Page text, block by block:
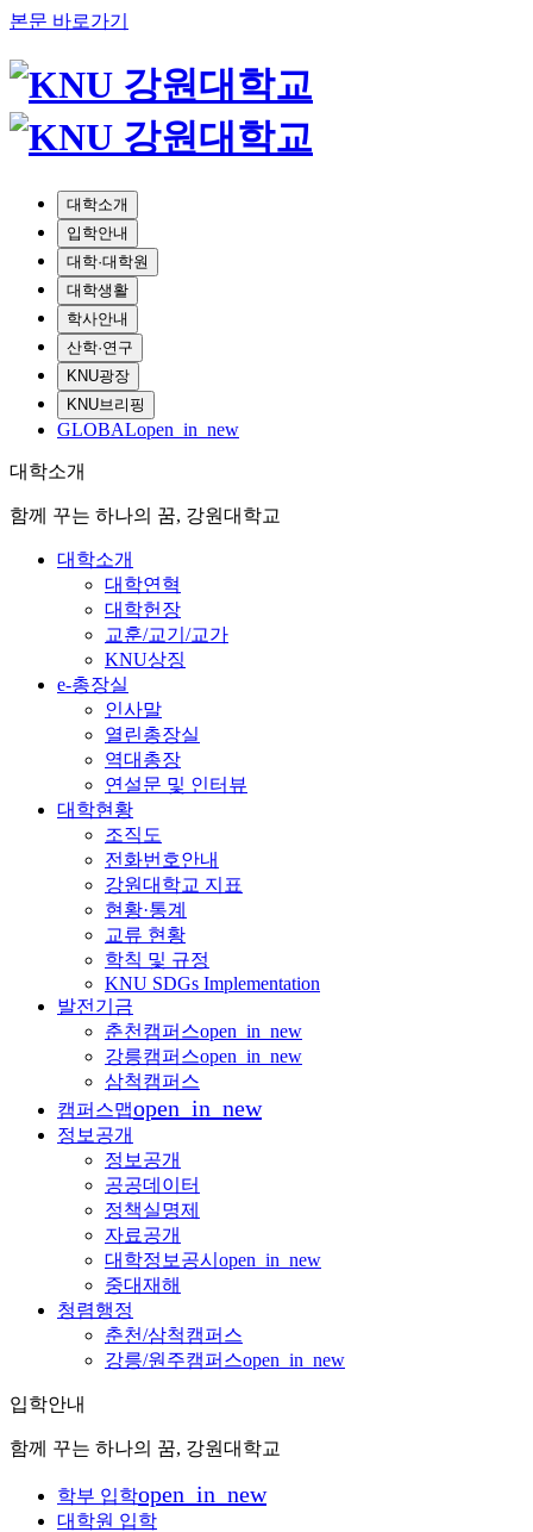
본문 바로가기
대학소개
입학안내
대학·대학원
대학생활
학사안내
산학·연구
KNU광장
KNU브리핑
GLOBALopen_in_new
대학소개
함께 꾸는 하나의 꿈, 강원대학교
대학소개
대학연혁
대학헌장
교훈/교기/교가
KNU상징
e-총장실
인사말
열린총장실
역대총장
연설문 및 인터뷰
대학현황
조직도
전화번호안내
강원대학교 지표
현황·통계
교류 현황
학칙 및 규정
KNU SDGs Implementation
발전기금
춘천캠퍼스open_in_new
강릉캠퍼스open_in_new
삼척캠퍼스
캠퍼스맵open_in_new
정보공개
정보공개
공공데이터
정책실명제
자료공개
대학정보공시 open_in_new
중대재해
청렴행정
춘천/삼척캠퍼스
강릉/원주캠퍼스open_in_new
입학안내
함께 꾸는 하나의 꿈, 강원대학교
학부 입학open_in_new
대학원 입학